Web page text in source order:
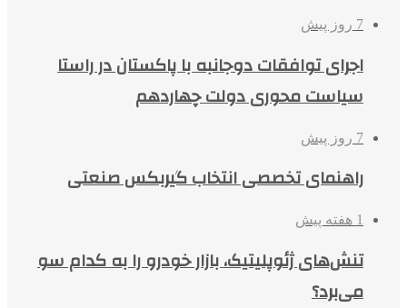
7 روز پیش
اجرای توافقات دوجانبه با پاکستان در راستا
سیاست محوری دولت چهاردهم
7 روز پیش
راهنمای تخصصی انتخاب گیربکس صنعتی
1 هفته پیش
تنش‌های ژئوپلیتیک، بازار خودرو را به کدام سو
می‌برد؟